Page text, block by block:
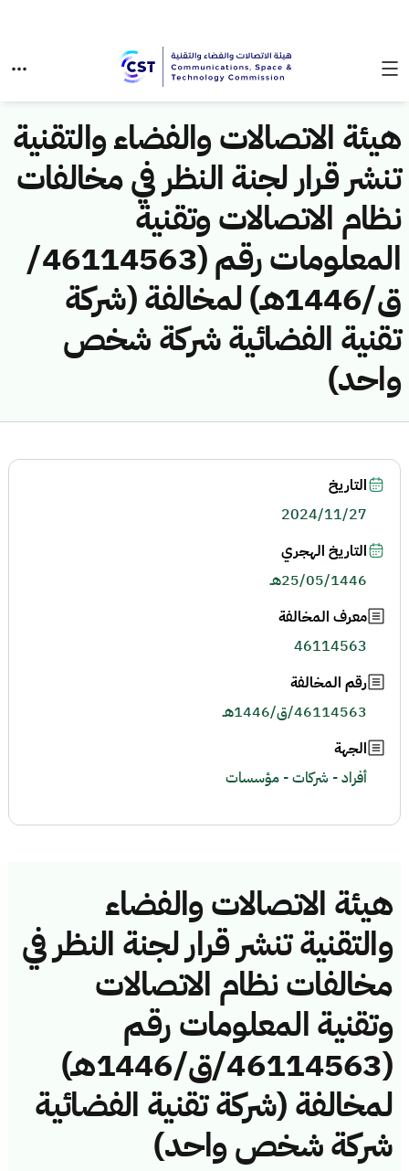
هيئة الاتصالات والفضاء والتقنية
تنشر قرار لجنة النظر في مخالفات
نظام الاتصالات وتقنية
المعلومات رقم (46114563/
ق/1446هـ) لمخالفة (شركة
تقنية الفضائية شركة شخص
واحد)
هيئة الاتصالات والفضاء
والتقنية تنشر قرار لجنة النظر في
مخالفات نظام الاتصالات
وتقنية المعلومات رقم
(46114563/ق/1446هـ)
لمخالفة (شركة تقنية الفضائية
شركة شخص واحد)
التاريخ
2024/11/27
التاريخ الهجري
25/05/1446هـ
معرف المخالفة
46114563
رقم المخالفة
46114563/ق/1446هـ
الجهة
أفراد - شركات - مؤسسات